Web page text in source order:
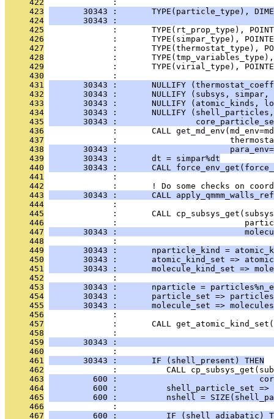
     422
:
     423
30343 :       TYPE(particle_type),
     424
30343 :
     425
:       TYPE(rt_prop_type),
     426
:       TYPE(simpar_type),
     427
:       TYPE(thermostat_type),
     428
:
     429
:       TYPE(virial_type),
     430
              :
     431
30343 :       NULLIFY
     432
30343 :       NULLIFY (subsys,
     433
30343 :       NULLIFY (atomic_kinds,
     434
30343 :       NULLIFY
     435
30343 :
     436
:       CALL
     437
:
     438
30343 :
     439
       30343 :       dt = simpar%dt
     440
30343 :       CALL
     441
              :
     442
:       ! Do some checks on
     443
30343 :       CALL
     444
              :
     445
:       CALL
     446
:
     447
30343 :
     448
              :
     449
30343 :       nparticle_kind =
     450
30343 :       atomic_kind_set =>
     451
30343 :       molecule_kind_set =>
     452
              :
     453
30343 :       nparticle =
     454
30343 :       particle_set =>
     455
30343 :       molecule_set =>
     456
              :
     457
:       CALL
     458
:
     459
30343 :
     460
              :
     461
       30343 :       IF (shell_present) THEN
     462
:          CALL
     463
600 :
     464
600 :          shell_particle_set =>
     465
600 :          nshell =
     466
              :
     467
600 :          IF (shell_adiabatic)